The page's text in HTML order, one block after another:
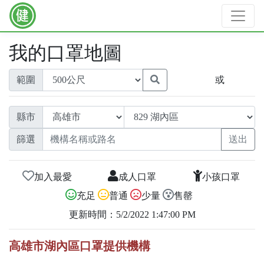
我的口罩地圖
範圍 或
縣市
篩選
加入最愛 成人口罩
小孩口罩
充足
普通 少量
售罄
更新時間：5/2/2022 1:47:00 PM
高雄市湖內區口罩提供機構